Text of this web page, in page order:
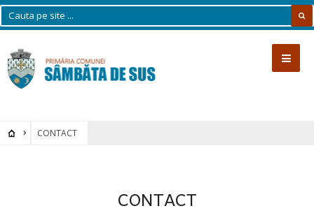
CONTACT
CONTACT